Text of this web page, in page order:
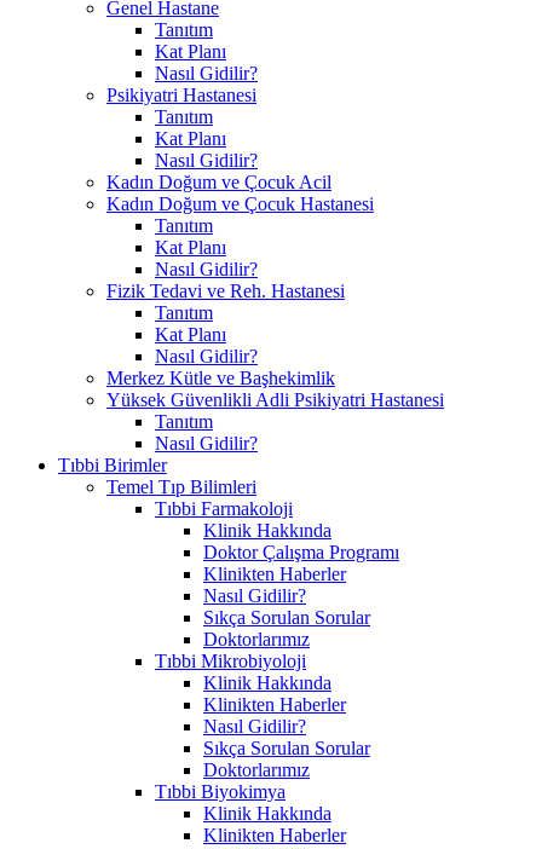
Genel Hastane
Tanıtım
Kat Planı
Nasıl Gidilir?
Psikiyatri Hastanesi
Tanıtım
Kat Planı
Nasıl Gidilir?
Kadın Doğum ve Çocuk Acil
Kadın Doğum ve Çocuk Hastanesi
Tanıtım
Kat Planı
Nasıl Gidilir?
Fizik Tedavi ve Reh. Hastanesi
Tanıtım
Kat Planı
Nasıl Gidilir?
Merkez Kütle ve Başhekimlik
Yüksek Güvenlikli Adli Psikiyatri Hastanesi
Tanıtım
Nasıl Gidilir?
Tıbbi Birimler
Temel Tıp Bilimleri
Tıbbi Farmakoloji
Klinik Hakkında
Doktor Çalışma Programı
Klinikten Haberler
Nasıl Gidilir?
Sıkça Sorulan Sorular
Doktorlarımız
Tıbbi Mikrobiyoloji
Klinik Hakkında
Klinikten Haberler
Nasıl Gidilir?
Sıkça Sorulan Sorular
Doktorlarımız
Tıbbi Biyokimya
Klinik Hakkında
Klinikten Haberler